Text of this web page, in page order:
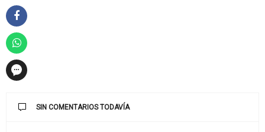
SIN COMENTARIOS TODAVÍA